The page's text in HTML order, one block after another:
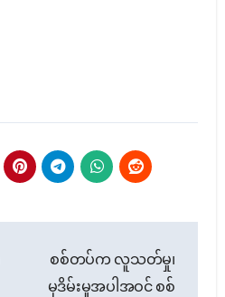
စစ်တပ်က လူသတ်မှု၊
မုဒိမ်းမှုအပါအဝင် စစ်